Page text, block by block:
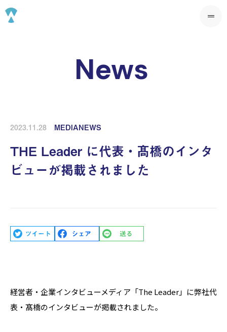
News
2023.11.28 MEDIA NEWS
THE Leader に代表・髙橋のインタ
ビューが掲載されました
経営者・企業インタビューメディア「The Leader」に弊社代
表・髙橋のインタビューが掲載されました。